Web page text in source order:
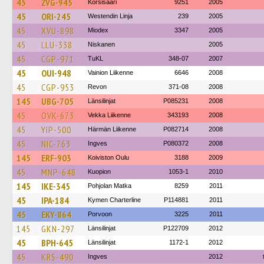
45 ZVG-945 Korsisaari 9251 2005
45 ORI-245 Westendin Linja 239 2005
45 XVU-898 Miodex 3347 2005
45 LLU-338 Niskanen 2005
45 CGP-971 TuKL 348-07 2007
45 OUI-948 Vainion Liikenne 6646 2008
45 CGP-953 Revon 371-08 2008
145 UBG-705 Länsilinjat P085231 2008
45 OVK-673 Vekka Liikenne 343193 2008
45 YIP-500 Härmän Liikenne P082714 2008
45 NIC-763 Ingves P080372 2008
145 ERF-903 Koiviston Oulu 3188 2009
45 MNP-648 Kuopion 1053-1 2010
145 IKE-345 Pohjolan Matka 8259 2011
45 IPA-184 Kymen Charterline P114881 2011
45 EKY-864 Porvoon 3225 2011
145 GKN-297 Länsilinjat P122709 2012
45 BPH-645 Länsilinjat 1172-1 2012
45 KRS-490 Ingves 2012